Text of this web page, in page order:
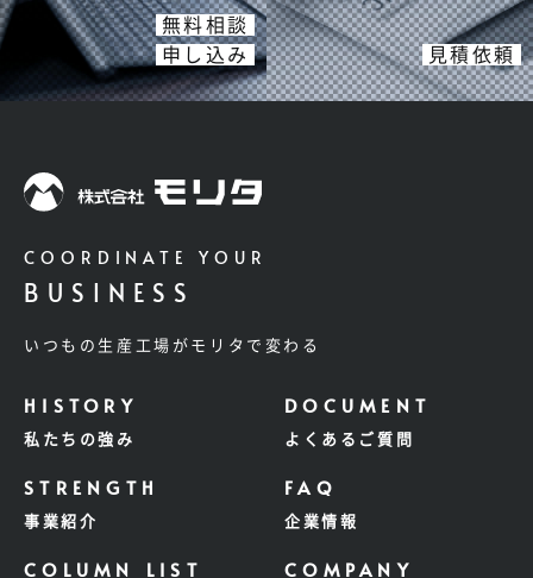
無料相談
申し込み
見積依頼
COORDINATE YOUR
BUSINESS
いつもの生産工場がモリタで変わる
私たちの強み
事業紹介
よくあるご質問
企業情報